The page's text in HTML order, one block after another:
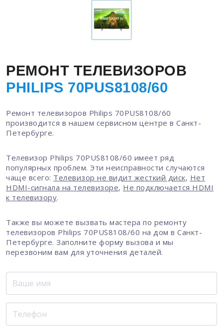
РЕМОНТ ТЕЛЕВИЗОРОВ
PHILIPS 70PUS8108/60
Ремонт телевизоров Philips 70PUS8108/60
производится в нашем сервисном центре в Санкт-
Петербурге.
Телевизор Philips 70PUS8108/60 имеет ряд
популярных проблем. Эти неисправности случаются
чаще всего: Телевизор не видит жесткий диск, Нет
HDMI-сигнала на телевизоре, Не подключается HDMI
к телевизору.
Также вы можете вызвать мастера по ремонту
телевизоров Philips 70PUS8108/60 на дом в Санкт-
Петербурге. Заполните форму вызова и мы
перезвоним вам для уточнения деталей.